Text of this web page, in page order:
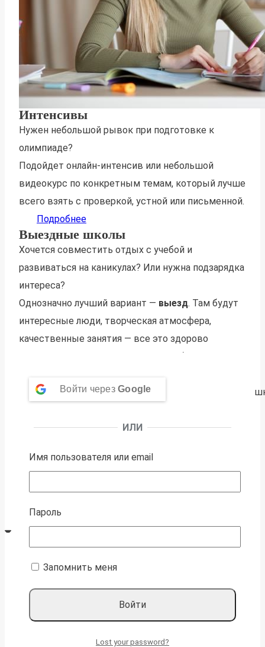
Интенсивы
Нужен небольшой рывок при подготовке к
олимпиаде?
Подойдет онлайн-интенсив или небольшой
видеокурс по конкретным темам, который лучше
всего взять с проверкой, устной или письменной.
Подробнее
Выездные школы
Хочется совместить отдых с учебой и
развиваться на каникулах? Или нужна подзарядка
интереса?
Однозначно лучший вариант — выезд. Там будут
интересные люди, творческая атмосфера,
качественные занятия — все это здорово
развивает и заряжает на занятия в будущем.
Давайте знакомиться
Войти через Google
ИЛИ
Имя пользователя или email
Пароль
Запомнить меня
Lost your password?